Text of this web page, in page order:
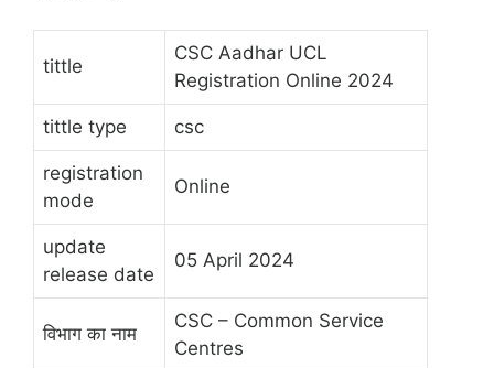
tittle
CSC Aadhar UCL
Registration Online 2024
tittle type csc
registration
mode
Online
update
release date
05 April 2024
विभाग का नाम
CSC – Common Service
Centres